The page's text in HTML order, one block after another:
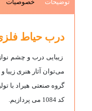
توضیحات خصوصیات
درب حیاط فلزی تک
زیبایی درب و چشم
می‌توان آثار هنری زیبا
گروه صنعتی هیراد با
کد 1084 می پردازیم.